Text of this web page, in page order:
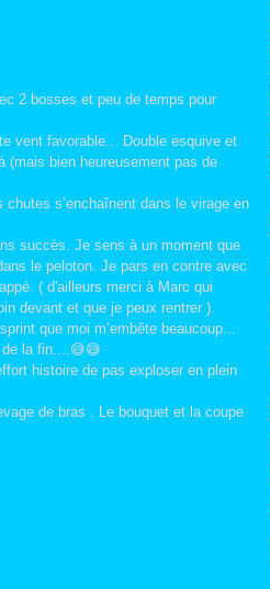
2 bosses et peu de temps pour
vent favorable... Double esquive et
(mais bien heureusement pas de
s’enchaînent dans le virage en
succès. Je sens à un moment que
le peloton. Je pars en contre avec
( d'ailleurs merci à Marc qui
devant et que je peux rentrer ).
que moi m’embête beaucoup...
de la fin....😅😅
histoire de pas exploser en plein
de bras . Le bouquet et la coupe